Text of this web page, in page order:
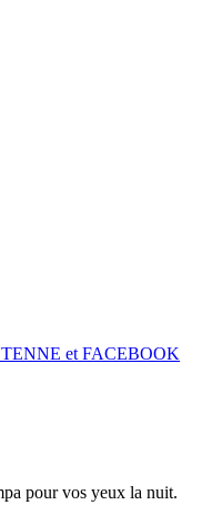
et FACEBOOK
pour vos yeux la nuit.